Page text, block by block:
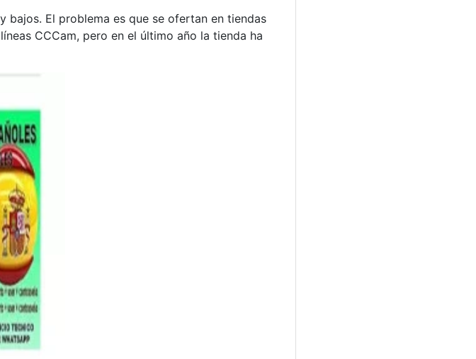
bajos. El problema es que se ofertan en tiendas
CCCam, pero en el último año la tienda ha